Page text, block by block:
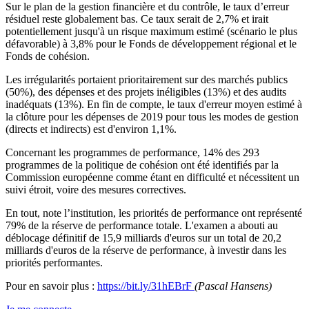
Sur le plan de la gestion financière et du contrôle, le taux d’erreur
résiduel reste globalement bas. Ce taux serait de 2,7% et irait
potentiellement jusqu'à un risque maximum estimé (scénario le plus
défavorable) à 3,8% pour le Fonds de développement régional et le
Fonds de cohésion.
Les irrégularités portaient prioritairement sur des marchés publics
(50%), des dépenses et des projets inéligibles (13%) et des audits
inadéquats (13%). En fin de compte, le taux d'erreur moyen estimé à
la clôture pour les dépenses de 2019 pour tous les modes de gestion
(directs et indirects) est d'environ 1,1%.
Concernant les programmes de performance, 14% des 293
programmes de la politique de cohésion ont été identifiés par la
Commission européenne comme étant en difficulté et nécessitent un
suivi étroit, voire des mesures correctives.
En tout, note l’institution, les priorités de performance ont représenté
79% de la réserve de performance totale. L'examen a abouti au
déblocage définitif de 15,9 milliards d'euros sur un total de 20,2
milliards d'euros de la réserve de performance, à investir dans les
priorités performantes.
Pour en savoir plus : https://bit.ly/31hEBrF (Pascal Hansens)